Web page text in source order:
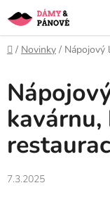
na
obsah
Domů
/ Novinky / Nápojový
7.3.2025